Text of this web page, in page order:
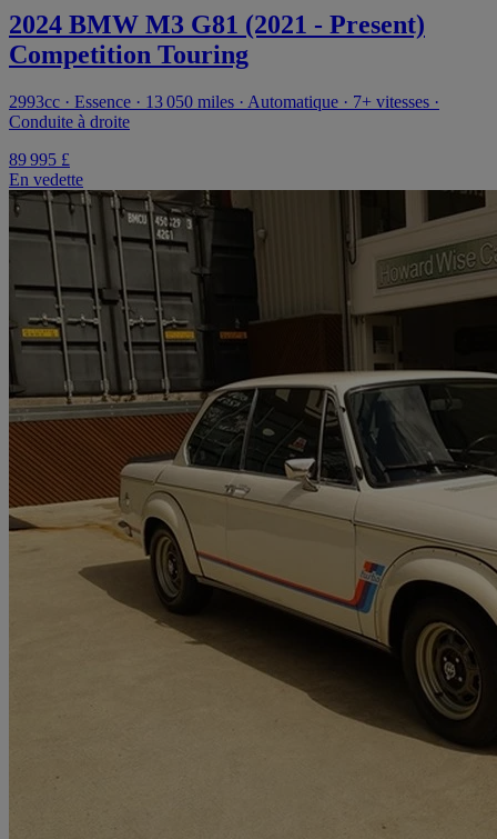
2024 BMW M3 G81 (2021 - Present)
Competition Touring
2993cc · Essence · 13 050 miles · Automatique · 7+ vitesses ·
Conduite à droite
89 995 £
En vedette